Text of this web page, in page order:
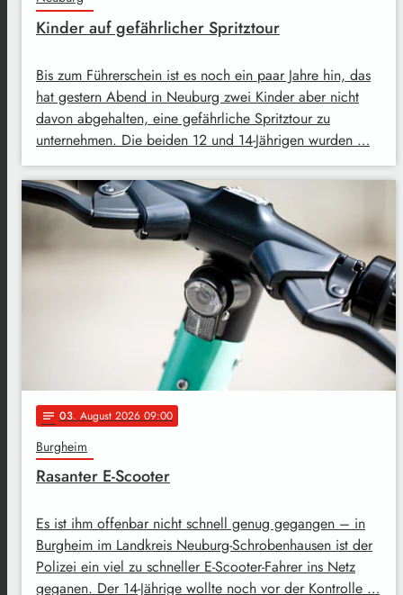
Kinder auf gefährlicher Spritztour
Bis zum Führerschein ist es noch ein paar Jahre hin, das
hat gestern Abend in Neuburg zwei Kinder aber nicht
davon abgehalten, eine gefährliche Spritztour zu
unternehmen. Die beiden 12 und 14-Jährigen wurden …
notes 03. August 2026 09:00
Burgheim
Rasanter E-Scooter
Es ist ihm offenbar nicht schnell genug gegangen – in
Burgheim im Landkreis Neuburg-Schrobenhausen ist der
Polizei ein viel zu schneller E-Scooter-Fahrer ins Netz
geganen. Der 14-Jährige wollte noch vor der Kontrolle …